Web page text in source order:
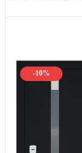
-10%